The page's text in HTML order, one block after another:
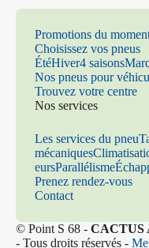
Promotions du
Choisissez vos pneus
ÉtéHiver4 saisons
Nos pneus pour
Trouvez votre centre
Nos services
Les services du pneu
mécaniques
eursParallélisme
Prenez rendez-vous
Contact
© Point S 68 - CACTUS
- Tous droits réservés -